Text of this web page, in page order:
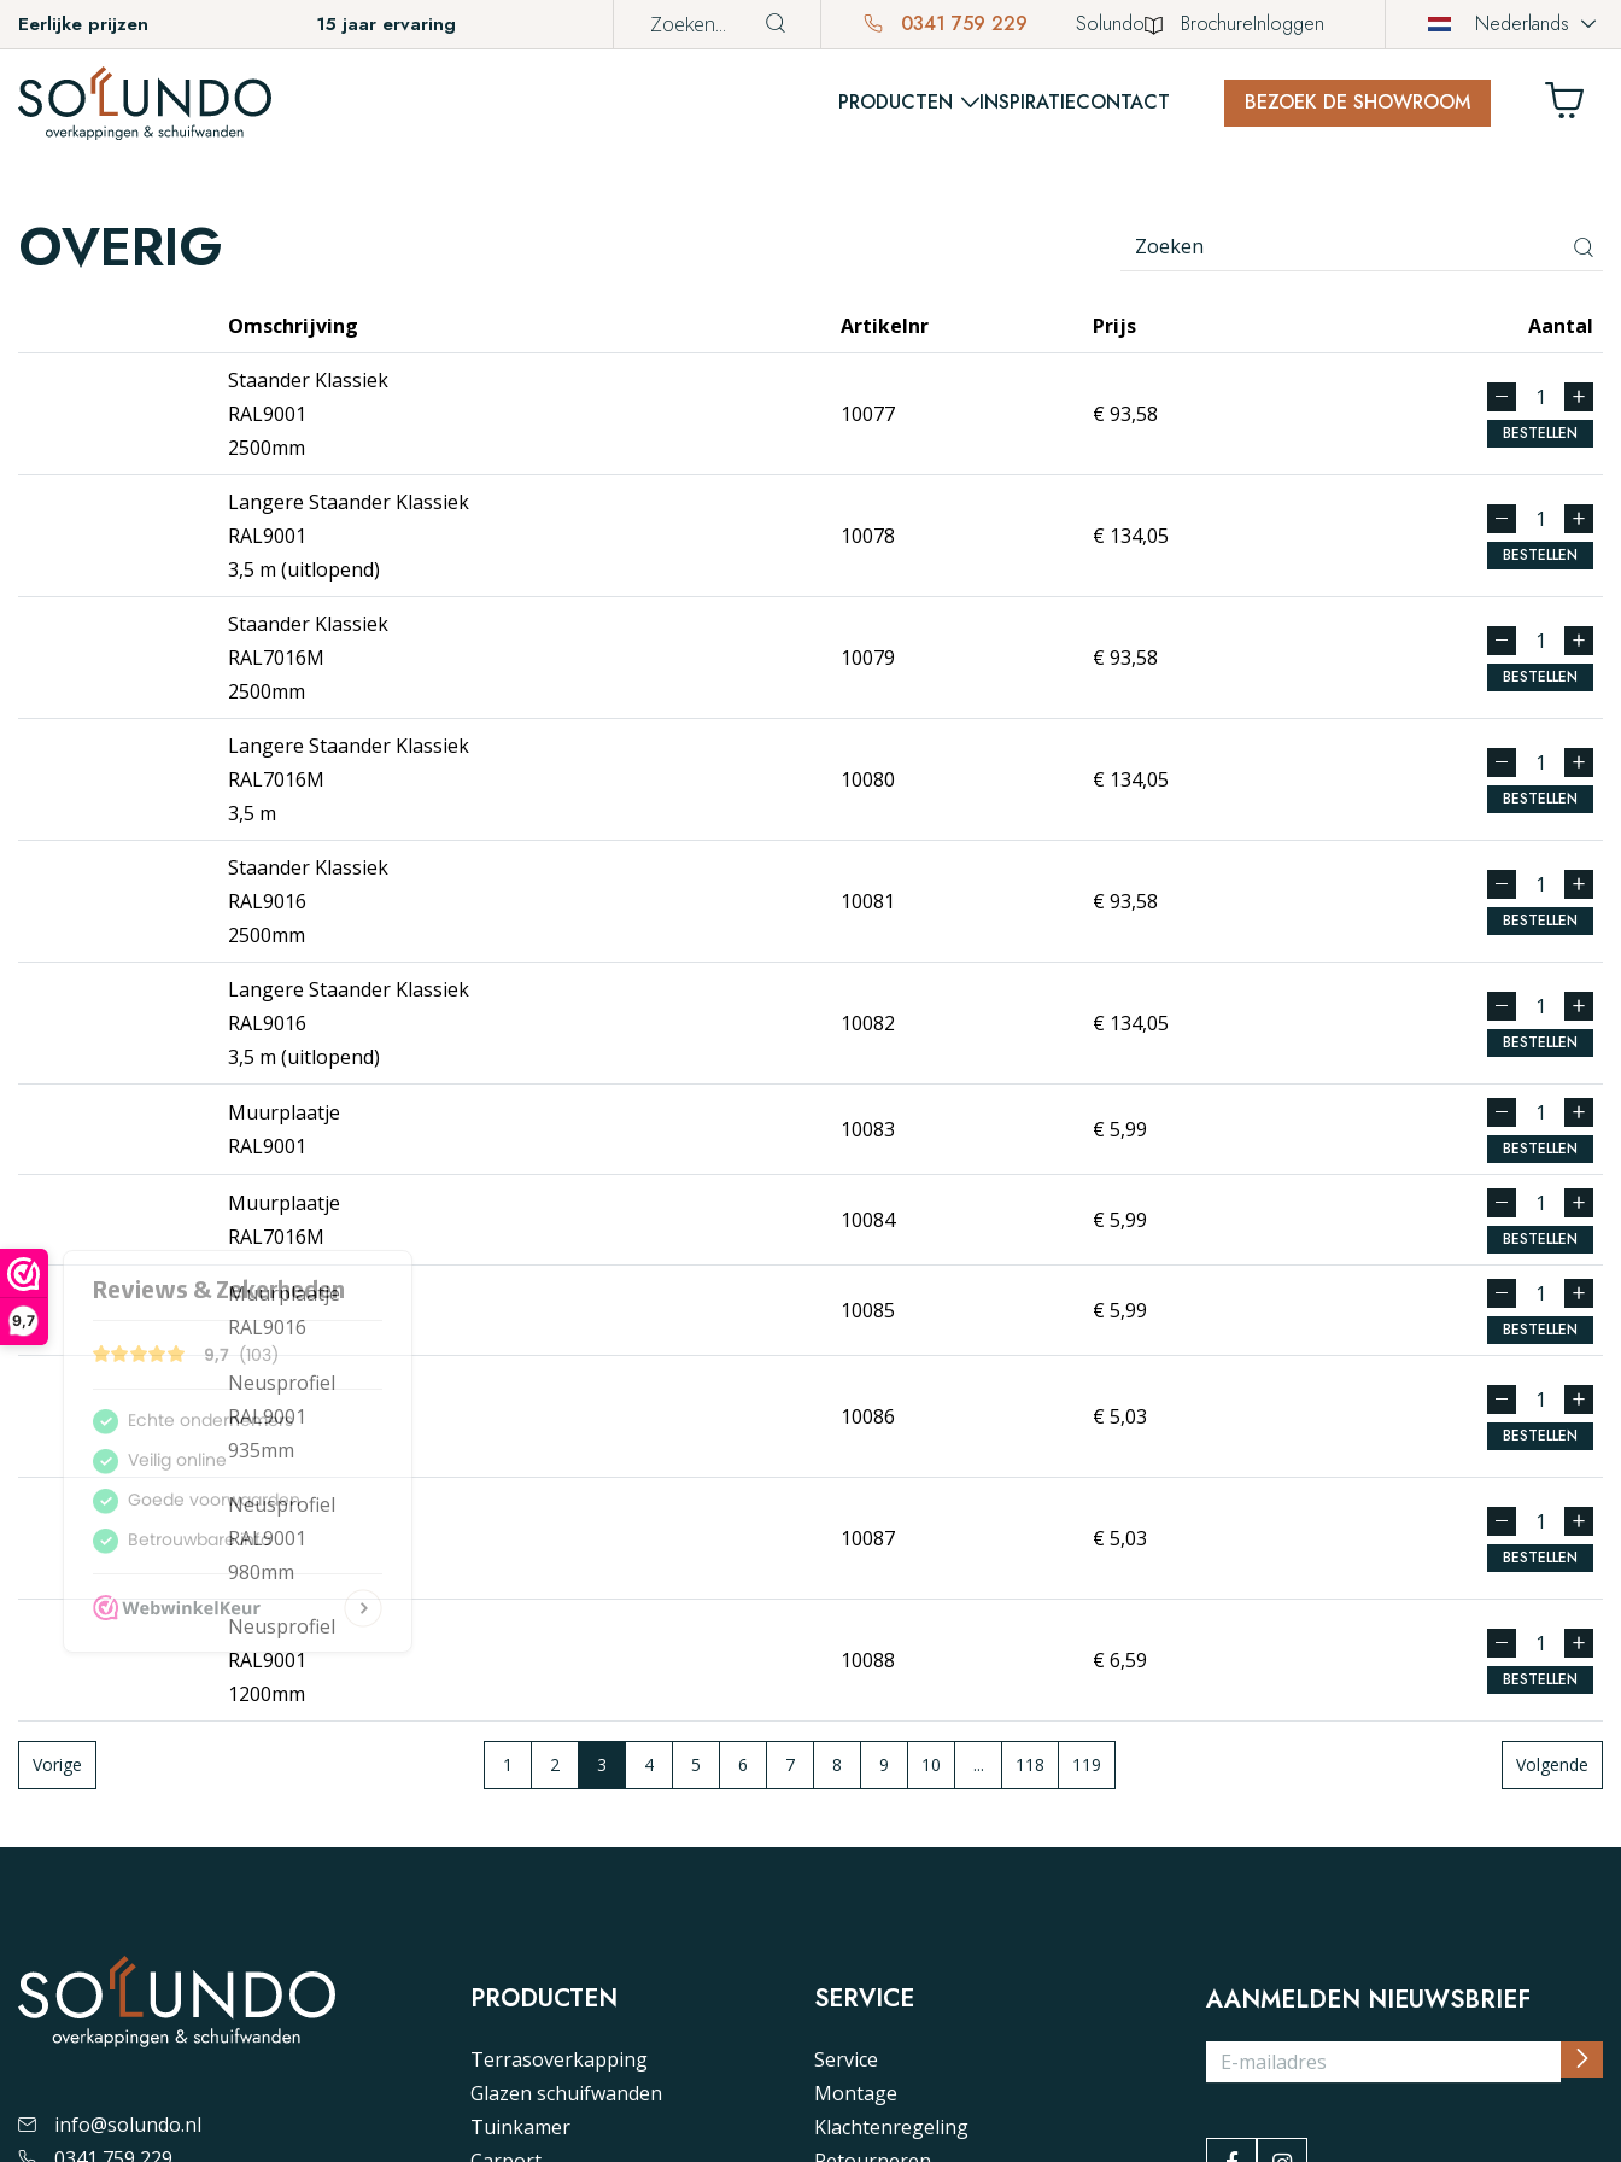
9,7
Eerlijke prijzen 15 jaar ervaring 0341 759 229 Solundo BrochureInloggen Nederlands
PRODUCTEN INSPIRATIECONTACT BEZOEK DE SHOWROOM
OVERIG
Omschrijving Artikelnr Prijs Aantal
Staander Klassiek
RAL9001
2500mm
10077 € 93,58
BESTELLEN
Langere Staander Klassiek
RAL9001
3,5 m (uitlopend)
10078 € 134,05
BESTELLEN
Staander Klassiek
RAL7016M
2500mm
10079 € 93,58
BESTELLEN
Langere Staander Klassiek
RAL7016M
3,5 m
10080 € 134,05
BESTELLEN
Staander Klassiek
RAL9016
2500mm
10081 € 93,58
BESTELLEN
Langere Staander Klassiek
RAL9016
3,5 m (uitlopend)
10082 € 134,05
BESTELLEN
Muurplaatje
RAL9001
10083 € 5,99
BESTELLEN
Muurplaatje
RAL7016M
10084 € 5,99
BESTELLEN
Muurplaatje
RAL9016
10085 € 5,99
BESTELLEN
Neusprofiel
RAL9001
935mm
10086 € 5,03
BESTELLEN
Neusprofiel
RAL9001
980mm
10087 € 5,03
BESTELLEN
Neusprofiel
RAL9001
1200mm
10088 € 6,59
BESTELLEN
Vorige 1 2 3 4 5 6 7 8 9 10 ... 118 119 Volgende
info@solundo.nl
PRODUCTEN
Terrasoverkapping
Glazen schuifwanden
Tuinkamer
SERVICE
Service
Montage
Klachtenregeling
AANMELDEN NIEUWSBRIEF
9.6
9.6 (77)
Stel zelf samen
Hoogste kwaliteit
Voordelig
Eenvoudig te plaatsen
WebwinkelKeur